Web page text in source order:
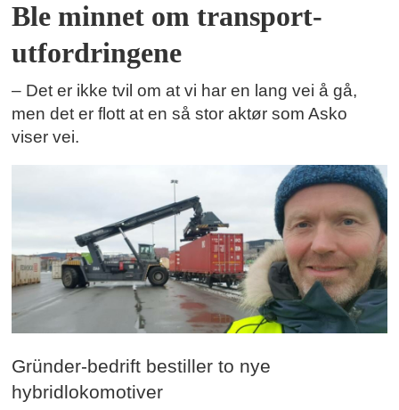
Ble minnet om transport-
utfordringene
– Det er ikke tvil om at vi har en lang vei å gå,
men det er flott at en så stor aktør som Asko
viser vei.
Gründer-bedrift bestiller to nye
hybridlokomotiver